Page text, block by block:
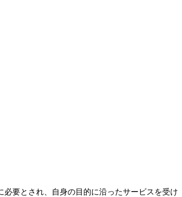
要とされ、自身の目的に沿ったサービスを受け